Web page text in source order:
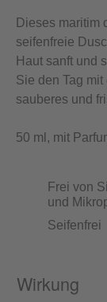
Dieses maritim
seifenfreie
Haut sanft und
Sie den Tag
sauberes und
50 ml, mit
Frei von
und
Seifenfrei
Wirkung